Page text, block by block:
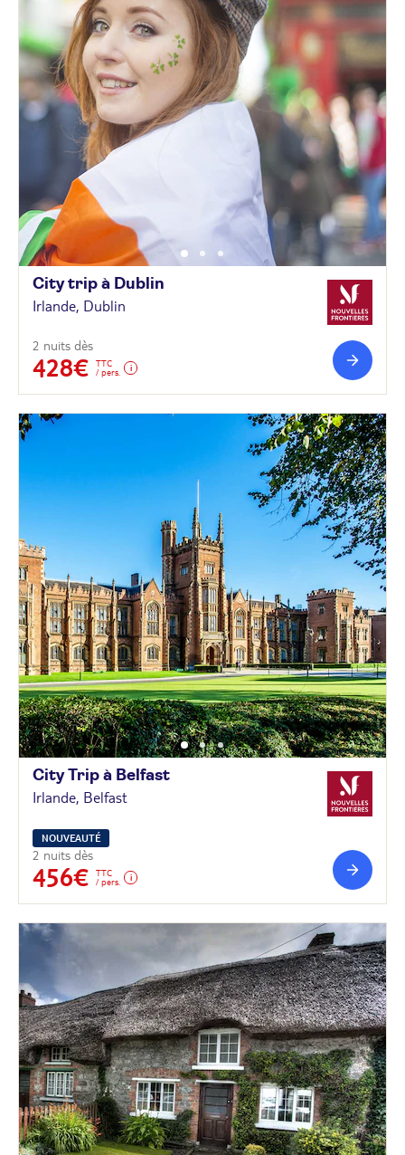
City trip à Dublin
Irlande, Dublin
2 nuits dès
428€
TTC
/ pers.
City Trip à Belfast
Irlande, Belfast
NOUVEAUTÉ
2 nuits dès
456€
TTC
/ pers.